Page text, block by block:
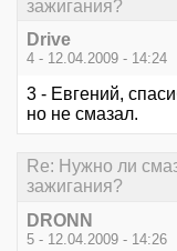
зажигания?
Drive
4 - 12.04.2009 - 14:24
3 - Евгений,
но не смазал.
Re: Нужно ли
зажигания?
DRONN
5 - 12.04.2009 - 14:26